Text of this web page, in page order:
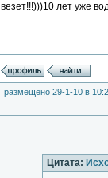
везет!!!)))10 лет уже
размещено 29-1-10 в
Цитата: